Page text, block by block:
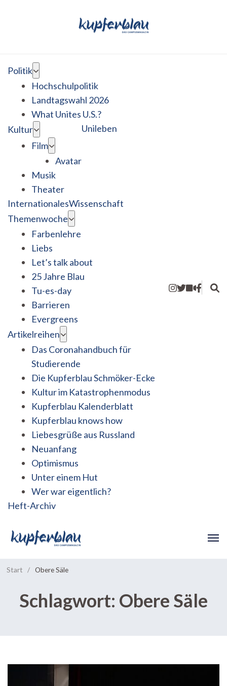
Politik
Hochschulpolitik
Landtagswahl 2026
What Unites U.S.?
Kultur
Film
Avatar
Musik
Theater
Unileben
InternationalesWissenschaft
Themenwoche
Farbenlehre
Liebs
Let’s talk about
25 Jahre Blau
Tu-es-day
Barrieren
Evergreens
Artikelreihen
Das Coronahandbuch für
Studierende
Die Kupferblau Schmöker-Ecke
Kultur im Katastrophenmodus
Kupferblau Kalenderblatt
Kupferblau knows how
Liebesgrüße aus Russland
Neuanfang
Optimismus
Unter einem Hut
Wer war eigentlich?
Heft-Archiv
Start / Obere Säle
Schlagwort: Obere Säle